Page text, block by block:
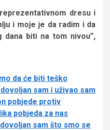
dresu i
i moje je da radim i da
dana biti na tom nivou”,
da će biti teško
sam i uživao sam
pobjede protiv
pobjeda za nas
sam što smo se